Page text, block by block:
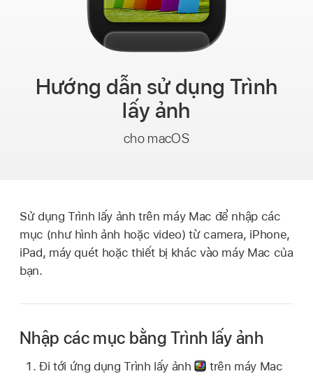
Hướng dẫn sử dụng Trình
lấy ảnh
cho macOS
Sử dụng Trình lấy ảnh trên máy Mac để nhập các
mục (như hình ảnh hoặc video) từ camera, iPhone,
iPad, máy quét hoặc thiết bị khác vào máy Mac của
bạn.
Nhập các mục bằng Trình lấy ảnh
Đi tới ứng dụng Trình lấy ảnh
trên máy Mac